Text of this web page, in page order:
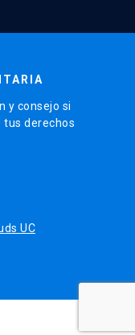
y consejo si
tus derechos
UC